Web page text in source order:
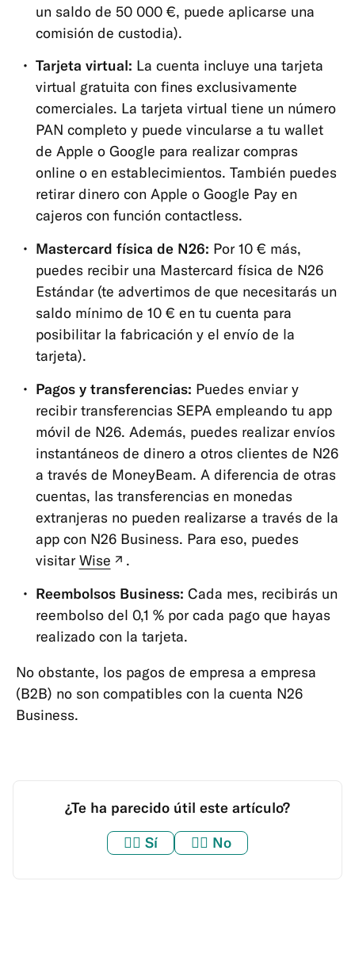
herramientas
un saldo de 50 000 €, puede aplicarse una
comisión de custodia).
Tarjeta virtual: La cuenta incluye una tarjeta
virtual gratuita con fines exclusivamente
comerciales. La tarjeta virtual tiene un número
PAN completo y puede vincularse a tu wallet
de Apple o Google para realizar compras
online o en establecimientos. También puedes
retirar dinero con Apple o Google Pay en
cajeros con función contactless.
Mastercard física de N26: Por 10 € más,
puedes recibir una Mastercard física de N26
Estándar (te advertimos de que necesitarás un
saldo mínimo de 10 € en tu cuenta para
posibilitar la fabricación y el envío de la
tarjeta).
Pagos y transferencias: Puedes enviar y
recibir transferencias SEPA empleando tu app
móvil de N26. Además, puedes realizar envíos
instantáneos de dinero a otros clientes de N26
a través de MoneyBeam. A diferencia de otras
cuentas, las transferencias en monedas
extranjeras no pueden realizarse a través de la
app con N26 Business. Para eso, puedes
visitarWise
(pestaña
.
Reembolsos Business: Cada mes, recibirás un
reembolso del 0,1 % por cada pago que hayas
realizado con la tarjeta.
No obstante, los pagos de empresa a empresa
(B2B) no son compatibles con la cuenta N26
Business.
¿Te ha parecido útil este artículo?
👍🏼Sí 👎🏼 No